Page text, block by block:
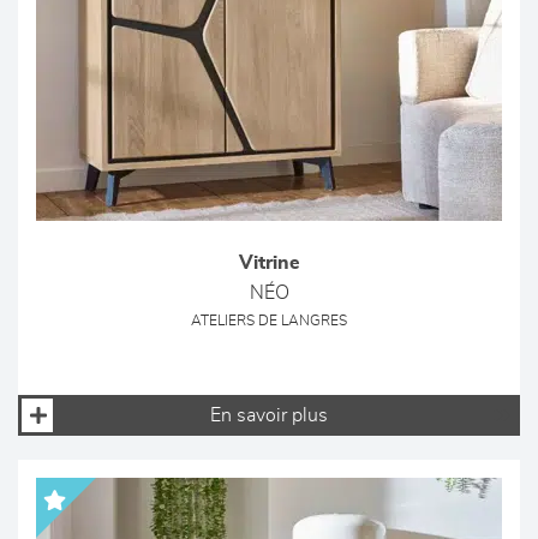
Vitrine
NÉO
ATELIERS DE LANGRES
En savoir plus